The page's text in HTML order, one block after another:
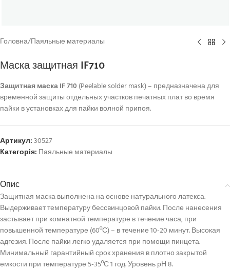
Головна/Паяльные материалы
Маска защитная IF710
Защитная маска IF 710 (Peelable solder mask) – предназначена для
временной защиты отдельных участков печатных плат во время
пайки в установках для пайки волной припоя.
Артикул:30527
Категорія: Паяльные материалы
Опис
Защитная маска выполнена на основе натурального латекса.
Выдерживает температуру бессвинцовой пайки. После нанесения
застывает при комнатной температуре в течение часа, при
повышенной температуре (60ºС) – в течение 10-20 минут. Высокая
адгезия. После пайки легко удаляется при помощи пинцета.
Минимальный гарантийный срок хранения в плотно закрытой
емкости при температуре 5-35ºС 1 год. Уровень рН 8.